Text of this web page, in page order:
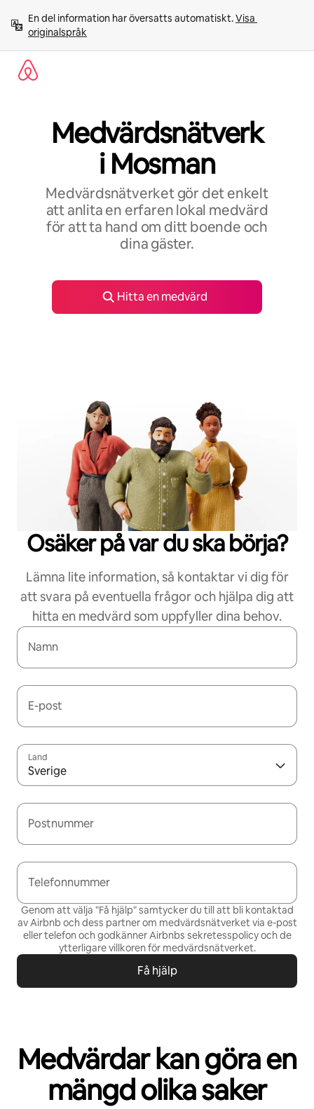
innehåll
En del information har översatts automatiskt. Visa
originalspråk
Medvärdsnätverk
i Mosman
Medvärdsnätverket gör det enkelt
att anlita en erfaren lokal medvärd
för att ta hand om ditt boende och
dina gäster.
Hitta en medvärd
Osäker på var du ska börja?
Lämna lite information, så kontaktar vi dig för
att svara på eventuella frågor och hjälpa dig att
hitta en medvärd som uppfyller dina behov.
Namn
E-post
Land
Sverige
Postnummer
Telefonnummer
Genom att välja "Få hjälp" samtycker du till att bli kontaktad
av Airbnb och dess partner om medvärdsnätverket via e-post
eller telefon och godkänner Airbnbs sekretesspolicy och de
ytterligare villkoren för medvärdsnätverket.
Få hjälp
Medvärdar kan göra en
mängd olika saker